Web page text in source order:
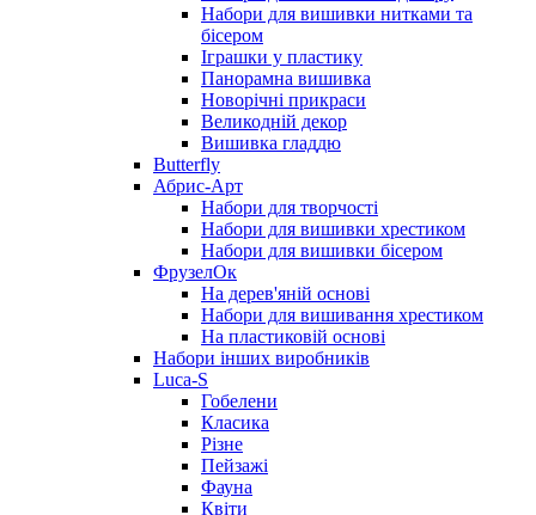
Набори для вишивки нитками та
бісером
Іграшки у пластику
Панорамна вишивка
Новорічні прикраси
Великодній декор
Вишивка гладдю
Butterfly
Абрис-Арт
Набори для творчості
Набори для вишивки хрестиком
Набори для вишивки бісером
ФрузелОк
На дерев'яній основі
Набори для вишивання хрестиком
На пластиковій основі
Набори інших виробників
Luca-S
Гобелени
Класика
Різне
Пейзажі
Фауна
Квіти